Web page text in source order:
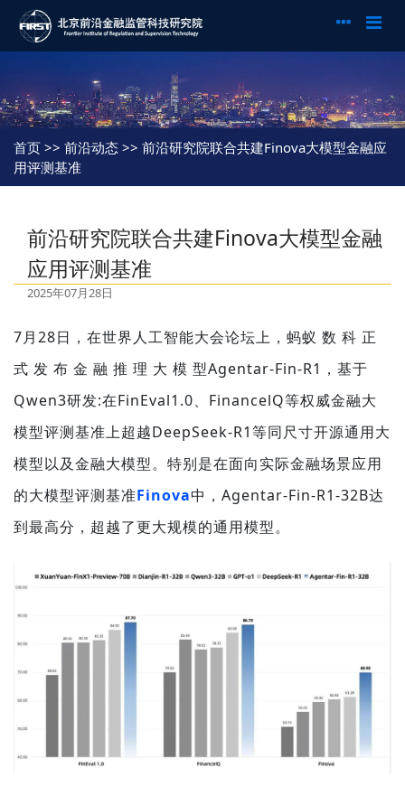
首页 >> 前沿动态 >> 前沿研究院联合共建Finova大模型金融应
用评测基准
前沿研究院联合共建Finova大模型金融
应用评测基准
2025年07月28日
7月28日，在世界人工智能大会论坛上，蚂蚁 数 科 正
式 发 布 金 融 推 理 大 模 型Agentar-Fin-R1，基于
Qwen3研发:在FinEval1.0、FinancelQ等权威金融大
模型评测基准上超越DeepSeek-R1等同尺寸开源通用大
模型以及金融大模型。特别是在面向实际金融场景应用
的大模型评测基准Finova中，Agentar-Fin-R1-32B达
到最高分，超越了更大规模的通用模型。